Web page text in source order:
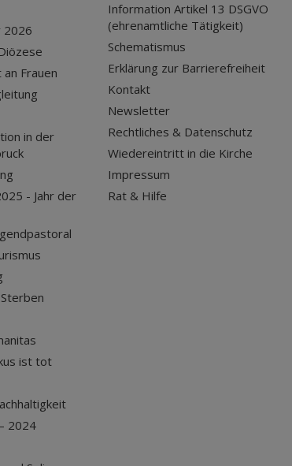
2026
Frauen
in der
- Jahr der
ist tot
2024
Information Artikel 13 DSGVO
(ehrenamtliche Tätigkeit)
Schematismus
Erklärung zur Barrierefreiheit
Kontakt
Newsletter
Rechtliches & Datenschutz
Wiedereintritt in die Kirche
Impressum
Rat & Hilfe